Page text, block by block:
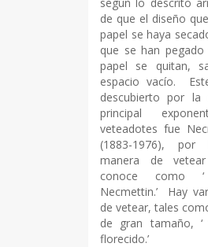
de que el diseño
papel se haya
que se han
papel se quitan,
espacio vacío.
descubierto por la
principal
veteadotes fue
(1883-1976),
manera de
conoce como
Necmettin.’ Hay
de vetear, tales
de gran tamaño, ‘
florecido.’